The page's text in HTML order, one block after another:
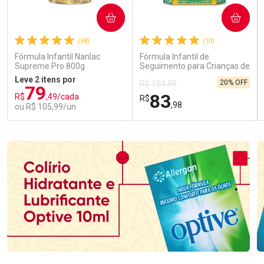
(38)
Fórmula Infantil Nanlac
Supreme Pro 800g
Leve 2 itens por
R$79,49/cada
ou R$ 105,99/un
COMPRAR
(10)
Fórmula Infantil de
Seguimento para Crianças de
Primeira Infância Nestonutri
2 Unidades de 800g cada
R$ 104,99
R$83,98
20% OFF
COMPRAR
Laboratório
Por Menos